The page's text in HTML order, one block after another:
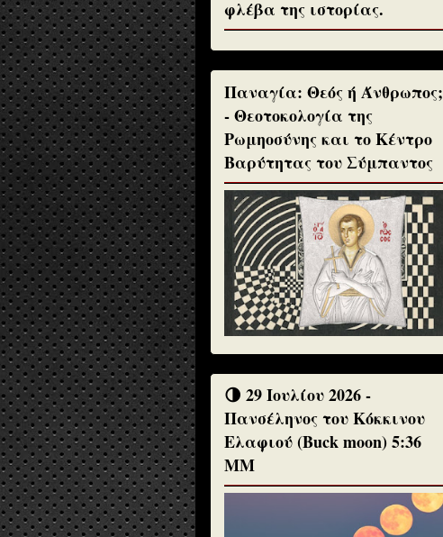
φλέβα της ιστορίας.
Παναγία: Θεός ή Άνθρωπος;
- Θεοτοκολογία της
Ρωμηοσύνης και το Κέντρο
Βαρύτητας του Σύμπαντος
🌗 29 Ιουλίου 2026 -
Πανσέληνος του Κόκκινου
Ελαφιού (Buck moon) 5:36
ΜΜ